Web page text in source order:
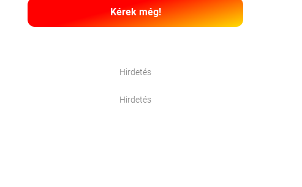
Kérek még!
Hirdetés
Hirdetés